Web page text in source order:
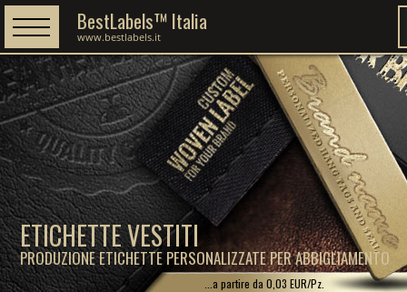
ETICHETTE VESTITI
PRODUZIONE ETICHETTE PERSONALIZZATE PER ABBIGLIAMENTO
BestLabels™ Italia
www.bestlabels.it
...a partire da 0,03 EUR/Pz.